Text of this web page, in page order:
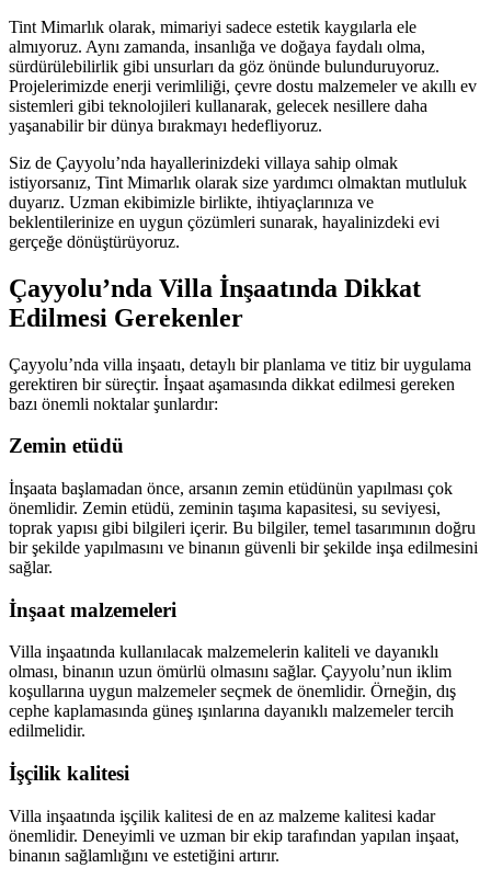
Tint Mimarlık olarak, mimariyi sadece estetik kaygılarla ele
almıyoruz. Aynı zamanda, insanlığa ve doğaya faydalı olma,
sürdürülebilirlik gibi unsurları da göz önünde bulunduruyoruz.
Projelerimizde enerji verimliliği, çevre dostu malzemeler ve akıllı ev
sistemleri gibi teknolojileri kullanarak, gelecek nesillere daha
yaşanabilir bir dünya bırakmayı hedefliyoruz.
Siz de Çayyolu’nda hayallerinizdeki villaya sahip olmak
istiyorsanız, Tint Mimarlık olarak size yardımcı olmaktan mutluluk
duyarız. Uzman ekibimizle birlikte, ihtiyaçlarınıza ve
beklentilerinize en uygun çözümleri sunarak, hayalinizdeki evi
gerçeğe dönüştürüyoruz.
Çayyolu’nda Villa İnşaatında Dikkat
Edilmesi Gerekenler
Çayyolu’nda villa inşaatı, detaylı bir planlama ve titiz bir uygulama
gerektiren bir süreçtir. İnşaat aşamasında dikkat edilmesi gereken
bazı önemli noktalar şunlardır:
Zemin etüdü
İnşaata başlamadan önce, arsanın zemin etüdünün yapılması çok
önemlidir. Zemin etüdü, zeminin taşıma kapasitesi, su seviyesi,
toprak yapısı gibi bilgileri içerir. Bu bilgiler, temel tasarımının doğru
bir şekilde yapılmasını ve binanın güvenli bir şekilde inşa edilmesini
sağlar.
İnşaat malzemeleri
Villa inşaatında kullanılacak malzemelerin kaliteli ve dayanıklı
olması, binanın uzun ömürlü olmasını sağlar. Çayyolu’nun iklim
koşullarına uygun malzemeler seçmek de önemlidir. Örneğin, dış
cephe kaplamasında güneş ışınlarına dayanıklı malzemeler tercih
edilmelidir.
İşçilik kalitesi
Villa inşaatında işçilik kalitesi de en az malzeme kalitesi kadar
önemlidir. Deneyimli ve uzman bir ekip tarafından yapılan inşaat,
binanın sağlamlığını ve estetiğini artırır.